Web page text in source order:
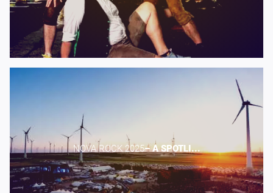
NOVA ROCK 2025​– A SPOTLI...